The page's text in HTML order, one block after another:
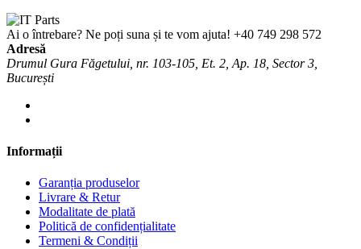
Ai o întrebare? Ne poți suna și te vom ajuta! +40 749 298 572
Adresă
Drumul Gura Făgetului, nr. 103-105, Et. 2, Ap. 18, Sector 3,
București
Informații
Garanția produselor
Livrare & Retur
Modalitate de plată
Politică de confidențialitate
Termeni & Condiții